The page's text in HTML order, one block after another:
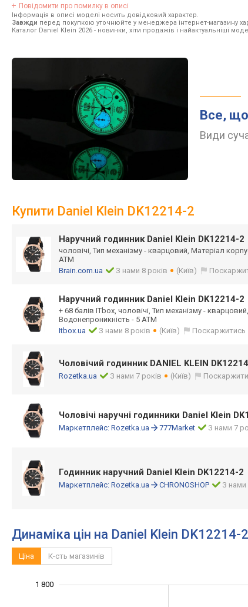
Повідомити про помилку в описі
Інформація в описі моделі носить довідковий характер.
Завжди перед покупкою уточнюйте у менеджера інтернет-магазину
Каталог Daniel Klein 2026 - новинки, хіти продажів і найактуальніші
Все, що
Види
Купити Daniel Klein DK12214-2
Наручний годинник Daniel Klein DK12214-2
чоловічі, Тип механізму - кварцовий, Матеріал
ATM
Brain.com.ua
З нами 8 років (Київ)
Наручний годинник Daniel Klein DK12214-2
+ 68 балів ITbox, чоловічі, Тип механізму -
Водонепроникність - 5 ATM
Itbox.ua
З нами 8 років (Київ) Поскаржитись
Чоловічий годинник DANIEL KLEIN
Rozetka.ua З нами 7 років (Київ)
Чоловічі наручні годинники Daniel Klein
Маркетплейс: Rozetka.ua 777Market З нами 7
Годинник наручний Daniel Klein DK12214-2
Маркетплейс: Rozetka.ua CHRONOSHOP З нами
Динаміка цін на Daniel Klein DK12214-2
Ціна К-сть магазинів
1 800